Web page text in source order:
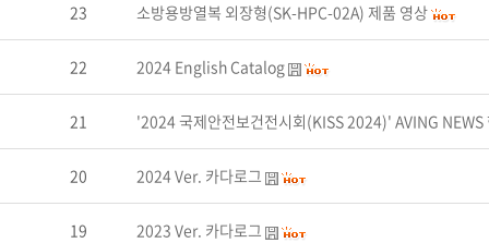
23 소방용방열복 외장형(SK-HPC-02A) 제품 영상
22 2024 English Catalog
21 '2024 국제안전보건전시회(KISS 2024)' AVING NEWS
20 2024 Ver. 카다로그
19 2023 Ver. 카다로그